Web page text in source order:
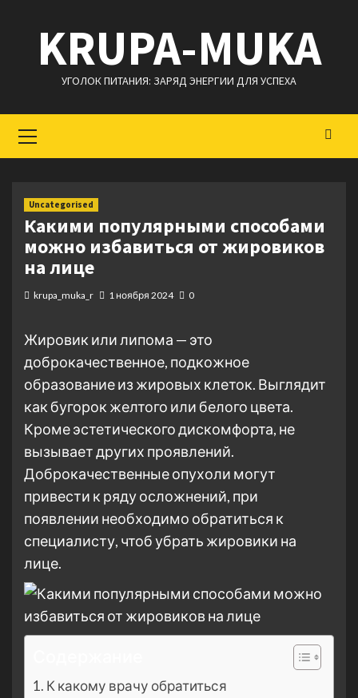
содержимому
KRUPA-MUKA
УГОЛОК ПИТАНИЯ: ЗАРЯД ЭНЕРГИИ ДЛЯ УСПЕХА
меню
Uncategorised
Какими популярными способами
можно избавиться от жировиков
на лице
krupa_muka_r 1 ноября 2024 0
Жировик или липома — это
доброкачественное, подкожное
образование из жировых клеток. Выглядит
как бугорок желтого или белого цвета.
Кроме эстетического дискомфорта, не
вызывает других проявлений.
Доброкачественные опухоли могут
привести к ряду осложнений, при
появлении необходимо обратиться к
специалисту, чтоб убрать жировики на
лице.
К какому врачу обратиться